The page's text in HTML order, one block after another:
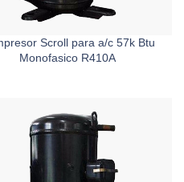
Scroll para a/c 57k Btu
Monofasico R410A